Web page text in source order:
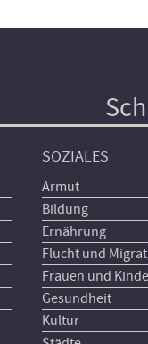
SOZIALES
Armut
Bildung
Ernährung
Flucht und
Frauen und
Gesundheit
Kultur